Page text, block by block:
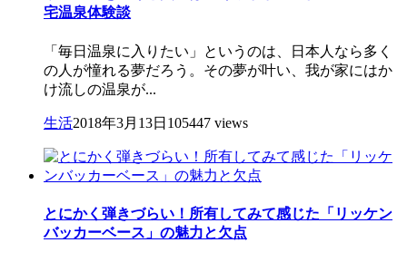
宅温泉体験談
「毎日温泉に入りたい」というのは、日本人なら多く
の人が憧れる夢だろう。その夢が叶い、我が家にはか
け流しの温泉が...
生活2018年3月13日 105447 views
とにかく弾きづらい！所有してみて感じた「リッケン
バッカーベース」の魅力と欠点